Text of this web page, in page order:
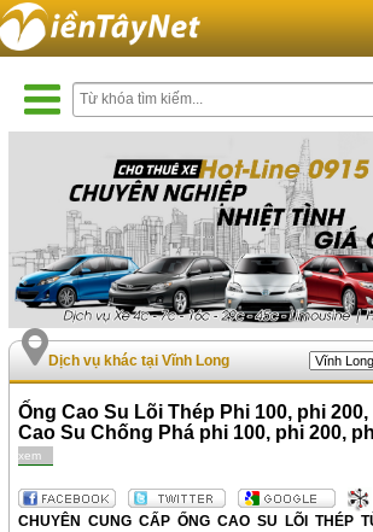
Dịch vụ khác tại Vĩnh Long
Ống Cao Su Lõi Thép Phi 100, phi 200,
Cao Su Chống Phá phi 100, phi 200,
xem
CHUYÊN CUNG CẤP ỐNG CAO SU LÕI THÉP